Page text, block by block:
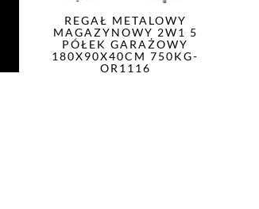
REGAŁ METALOWY
MAGAZYNOWY 2W1 5
PÓŁEK GARAŻOWY
180X90X40CM 750KG-
OR1116